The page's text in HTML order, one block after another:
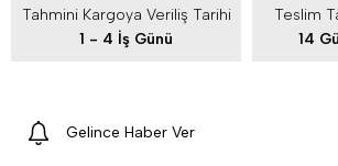
Tahmini Kargoya Veriliş Tarihi
1 - 4 İş Günü
Teslim
14
Gelince Haber Ver